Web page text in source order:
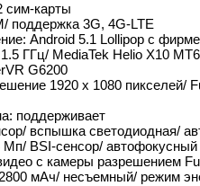
сим-карты
поддержка 3G, 4G-LTE
Android 5.1 Lollipop с
ГГц/ MediaTek Helio X10
G6200
1920 x 1080 пикселей/
поддерживает
вспышка светодиодная/
BSI-сенсор/ автофокусный
с камеры разрешением
мАч/ несъемный/ режим